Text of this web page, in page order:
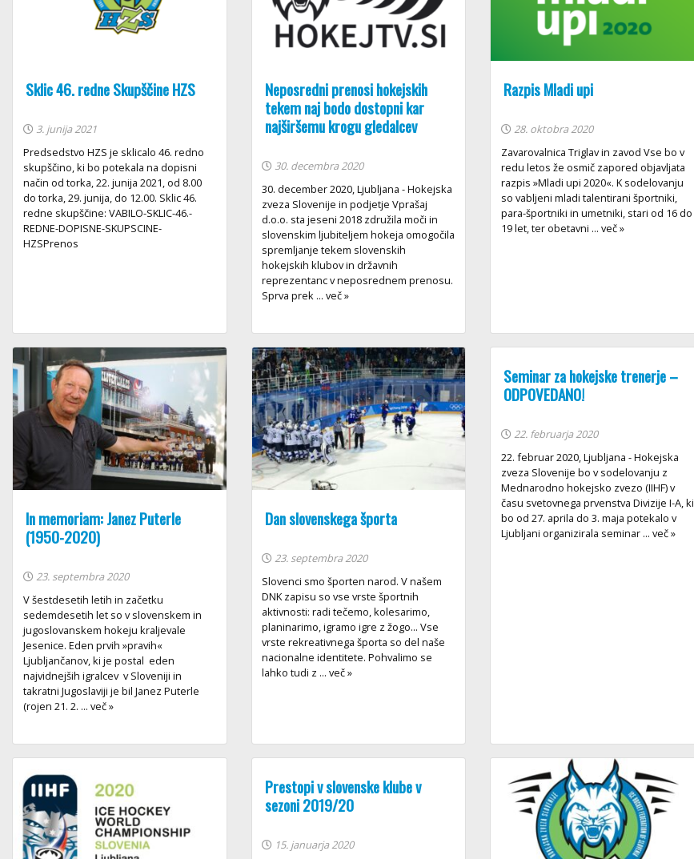
Sklic 46. redne Skupščine HZS
3. junija 2021
Predsedstvo HZS je sklicalo 46. redno
skupščino, ki bo potekala na dopisni
način od torka, 22. junija 2021, od 8.00
do torka, 29. junija, do 12.00. Sklic 46.
redne skupščine: VABILO-SKLIC-46.-
REDNE-DOPISNE-SKUPSCINE-
HZSPrenos
Neposredni prenosi hokejskih
tekem naj bodo dostopni kar
najširšemu krogu gledalcev
30. decembra 2020
30. december 2020, Ljubljana - Hokejska
zveza Slovenije in podjetje Vprašaj
d.o.o. sta jeseni 2018 združila moči in
slovenskim ljubiteljem hokeja omogočila
spremljanje tekem slovenskih
hokejskih klubov in državnih
reprezentanc v neposrednem prenosu.
Sprva prek ... več »
Razpis Mladi upi
28. oktobra 2020
Zavarovalnica Triglav in zavod Vse bo v
redu letos že osmič zapored objavljata
razpis »Mladi upi 2020«. K sodelovanju
so vabljeni mladi talentirani športniki,
para-športniki in umetniki, stari od 16 do
19 let, ter obetavni ... več »
In memoriam: Janez Puterle
(1950-2020)
23. septembra 2020
V šestdesetih letih in začetku
sedemdesetih let so v slovenskem in
jugoslovanskem hokeju kraljevale
Jesenice. Eden prvih »pravih«
Ljubljančanov, ki je postal eden
najvidnejših igralcev v Sloveniji in
takratni Jugoslaviji je bil Janez Puterle
(rojen 21. 2. ... več »
Dan slovenskega športa
23. septembra 2020
Slovenci smo športen narod. V našem
DNK zapisu so vse vrste športnih
aktivnosti: radi tečemo, kolesarimo,
planinarimo, igramo igre z žogo... Vse
vrste rekreativnega športa so del naše
nacionalne identitete. Pohvalimo se
lahko tudi z ... več »
Seminar za hokejske trenerje –
ODPOVEDANO!
22. februarja 2020
22. februar 2020, Ljubljana - Hokejska
zveza Slovenije bo v sodelovanju z
Mednarodno hokejsko zvezo (IIHF) v
času svetovnega prvenstva Divizije I-A, ki
bo od 27. aprila do 3. maja potekalo v
Ljubljani organizirala seminar ... več »
Prestopi v slovenske klube v
sezoni 2019/20
15. januarja 2020